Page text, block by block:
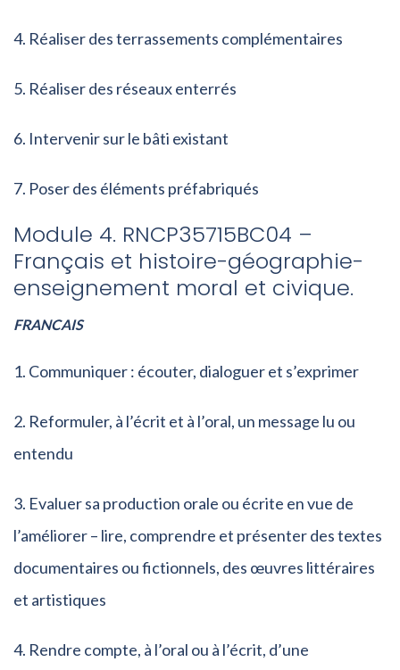
Réaliser des terrassements complémentaires
Réaliser des réseaux enterrés
Intervenir sur le bâti existant
Poser des éléments préfabriqués
Module 4. RNCP35715BC04 –
Français et histoire-géographie-
enseignement moral et civique.
FRANCAIS
Communiquer : écouter, dialoguer et s’exprimer
Reformuler, à l’écrit et à l’oral, un message lu ou
entendu
Evaluer sa production orale ou écrite en vue de
l’améliorer – lire, comprendre et présenter des textes
documentaires ou fictionnels, des œuvres littéraires
et artistiques
Rendre compte, à l’oral ou à l’écrit, d’une